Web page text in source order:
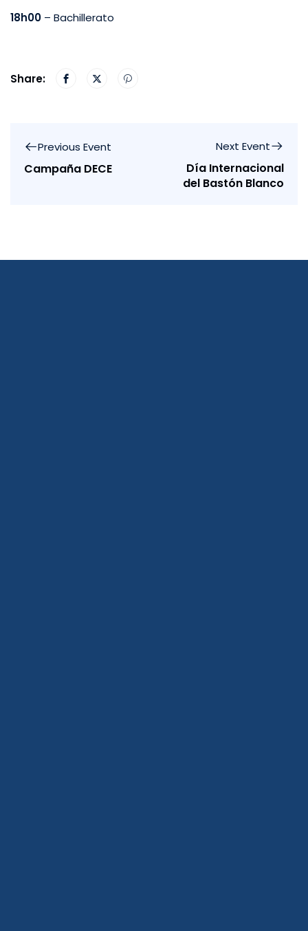
18h00 – Bachillerato
Share:
Previous Event
Campaña DECE
Next Event
Día Internacional
del Bastón Blanco